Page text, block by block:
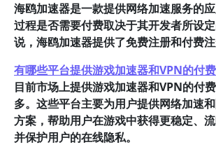
海鸥加速器是一款提供网络加速服务的
过程是否需要付费取决于其开发者所设
说，海鸥加速器提供了免费注册和付费注
有哪些平台提供游戏加速器和VPN的付
目前市场上提供游戏加速器和VPN的付
多。这些平台主要为用户提供网络加速
方案，帮助用户在游戏中获得更稳定、
并保护用户的在线隐私。